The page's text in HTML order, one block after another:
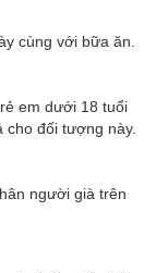
cùng với bữa ăn.
em dưới 18 tuổi
cho đối tượng này.
người già trên